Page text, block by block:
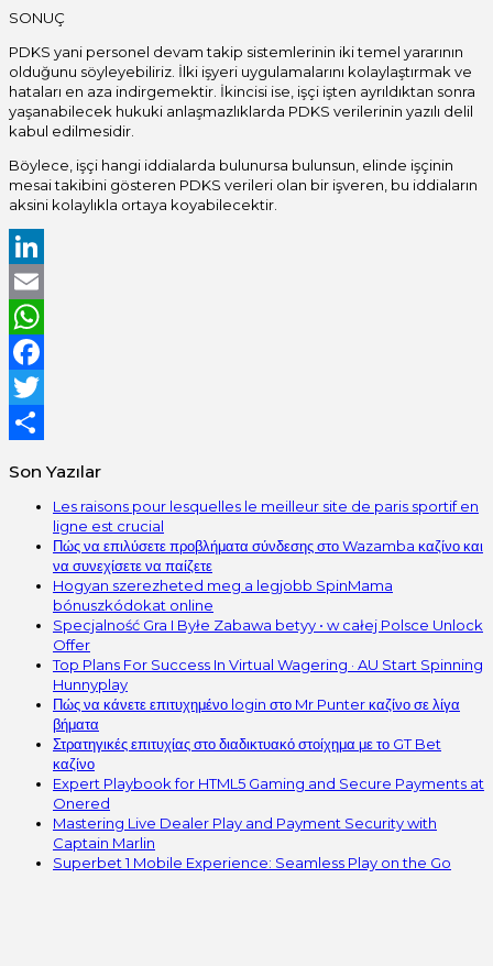
SONUÇ
PDKS yani personel devam takip sistemlerinin iki temel yararının
olduğunu söyleyebiliriz. İlki işyeri uygulamalarını kolaylaştırmak ve
hataları en aza indirgemektir. İkincisi ise, işçi işten ayrıldıktan sonra
yaşanabilecek hukuki anlaşmazlıklarda PDKS verilerinin yazılı delil
kabul edilmesidir.
Böylece, işçi hangi iddialarda bulunursa bulunsun, elinde işçinin
mesai takibini gösteren PDKS verileri olan bir işveren, bu iddiaların
aksini kolaylıkla ortaya koyabilecektir.
LinkedIn
Email
WhatsApp
Facebook
Twitter
Son Yazılar
Les raisons pour lesquelles le meilleur site de paris sportif en
ligne est crucial
Πώς να επιλύσετε προβλήματα σύνδεσης στο Wazamba καζίνο και
να συνεχίσετε να παίζετε
Hogyan szerezheted meg a legjobb SpinMama
bónuszkódokat online
Specjalność Gra I Byłe Zabawa betyy • w całej Polsce Unlock
Offer
Top Plans For Success In Virtual Wagering · AU Start Spinning
Hunnyplay
Πώς να κάνετε επιτυχημένο login στο Mr Punter καζίνο σε λίγα
βήματα
Στρατηγικές επιτυχίας στο διαδικτυακό στοίχημα με το GT Bet
καζίνο
Expert Playbook for HTML5 Gaming and Secure Payments at
Onered
Mastering Live Dealer Play and Payment Security with
Captain Marlin
Superbet 1 Mobile Experience: Seamless Play on the Go